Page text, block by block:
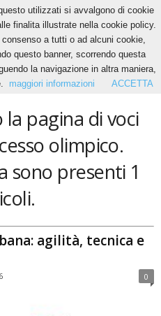
la pagina di voci
olimpico.
sono presenti 1
agilità, tecnica e
0
utilizzati si avvalgono di cookie
finalita illustrate nella cookie policy.
a tutti o ad alcuni cookie,
questo banner, scorrendo questa
la navigazione in altra maniera,
maggiori informazioni ACCETTA